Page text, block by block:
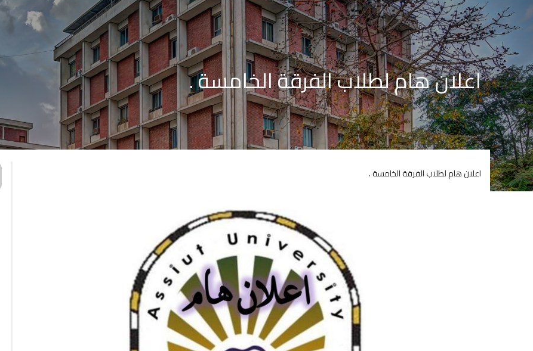
اعلان هام لطلاب الفرقة الخامسة .
اعلان هام لطلاب الفرقة الخامسة .